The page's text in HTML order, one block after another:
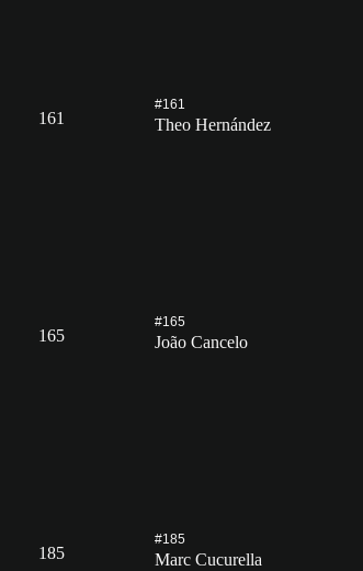
161
#161
Theo Hernández
165
#165
João Cancelo
185
#185
Marc Cucurella